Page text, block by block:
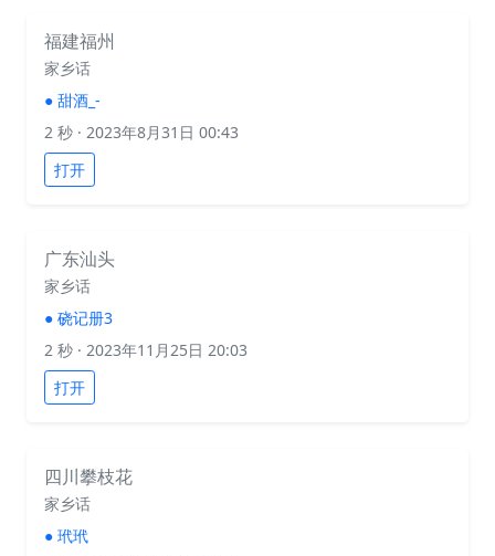
福建福州
家乡话
● 甜酒_-
2 秒 · 2023年8月31日 00:43
打开
广东汕头
家乡话
● 硗记册3
2 秒 · 2023年11月25日 20:03
打开
四川攀枝花
家乡话
● 玳玳